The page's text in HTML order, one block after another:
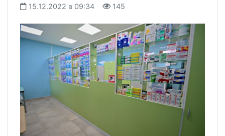
15.12.2022 в 09:34 145